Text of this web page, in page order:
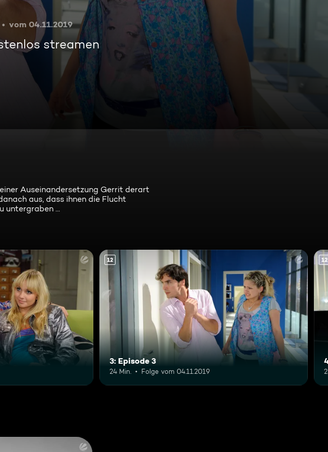
vom 04.11.2019
streamen
Auseinandersetzung Gerrit derart
aus, dass ihnen die Flucht
untergraben ...
12
3: Episode 3
24 Min. Folge vom 04.11.2019
12